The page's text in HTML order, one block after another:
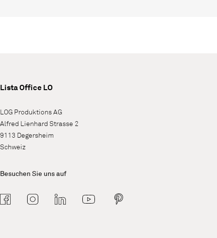
Lista Office LO
LOG Produktions AG
Alfred Lienhard Strasse 2
9113 Degersheim
Schweiz
Besuchen Sie uns auf